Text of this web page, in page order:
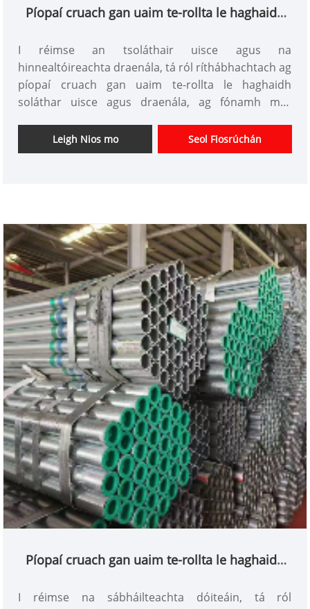
Píopaí cruach gan uaim te-rollta le haghaidh
I réimse an tsoláthair uisce agus na
hinnealtóireachta draenála, tá ról ríthábhachtach ag
píopaí cruach gan uaim te-rollta le haghaidh
soláthar uisce agus draenála, ag fónamh mar
oibriú córas cobhsaí a chinntiú. Tá feidhmíocht den
scoth léirithe ag Tianjin Xinlida Steel Pipe Co., Ltd.,
Leigh Nios mo Seol Fiosrúchán
Píopaí cruach gan uaim te-rollta le haghaidh
I réimse na sábháilteachta dóiteáin, tá ról